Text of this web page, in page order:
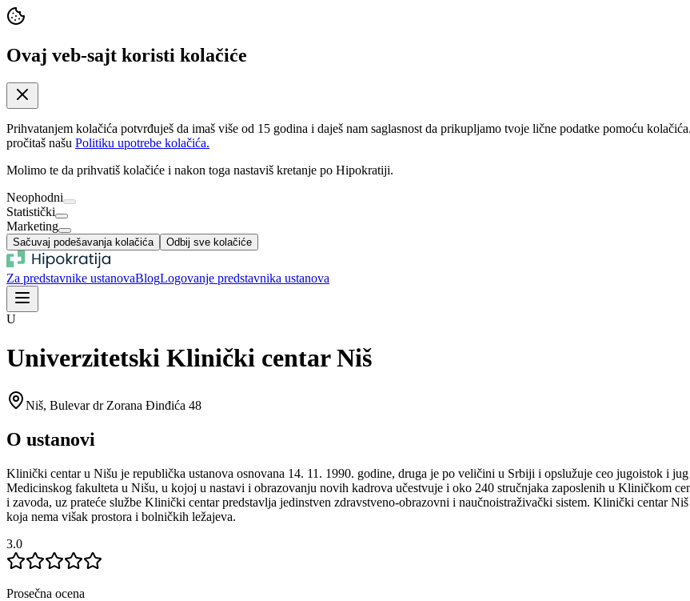
Ovaj veb-sajt koristi kolačiće
Prihvatanjem kolačića potvrđuješ da imaš više od 15 godina i daješ nam saglasnost da prikupljamo tvoje lične podatke pomoću
pročitaš našu Politiku upotrebe kolačića.
Molimo te da prihvatiš kolačiće i nakon toga nastaviš kretanje po Hipokratiji.
Neophodni
Statistički
Marketing
Sačuvaj podešavanja kolačića Odbij sve kolačiće
Za predstavnike ustanovaBlogLogovanje predstavnika ustanova
U
Univerzitetski Klinički centar Niš
Niš, Bulevar dr Zorana Đinđića 48
O ustanovi
Klinički centar u Nišu je republička ustanova osnovana 14. 11. 1990. godine, druga je po veličini u Srbiji i opslužuje ceo jugoistok i
Medicinskog fakulteta u Nišu, u kojoj u nastavi i obrazovanju novih kadrova učestvuje i oko 240 stručnjaka zaposlenih u Kliničkom
i zavoda, uz prateće službe Klinički centar predstavlja jedinstven zdravstveno-obrazovni i naučnoistraživački sistem. Klinički centar
koja nema višak prostora i bolničkih ležajeva.
3.0
Prosečna ocena